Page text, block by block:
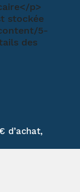
d’achat,